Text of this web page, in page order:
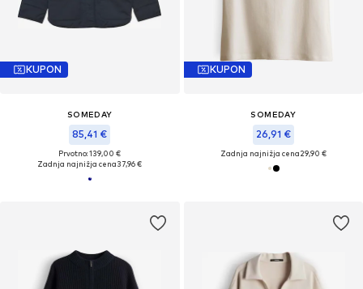
KUPON
SOMEDAY
85,41 €
Prvotno: 139,00 €
Zadnja najnižja cena37,96 €
KUPON
SOMEDAY
26,91 €
Zadnja najnižja cena29,90 €